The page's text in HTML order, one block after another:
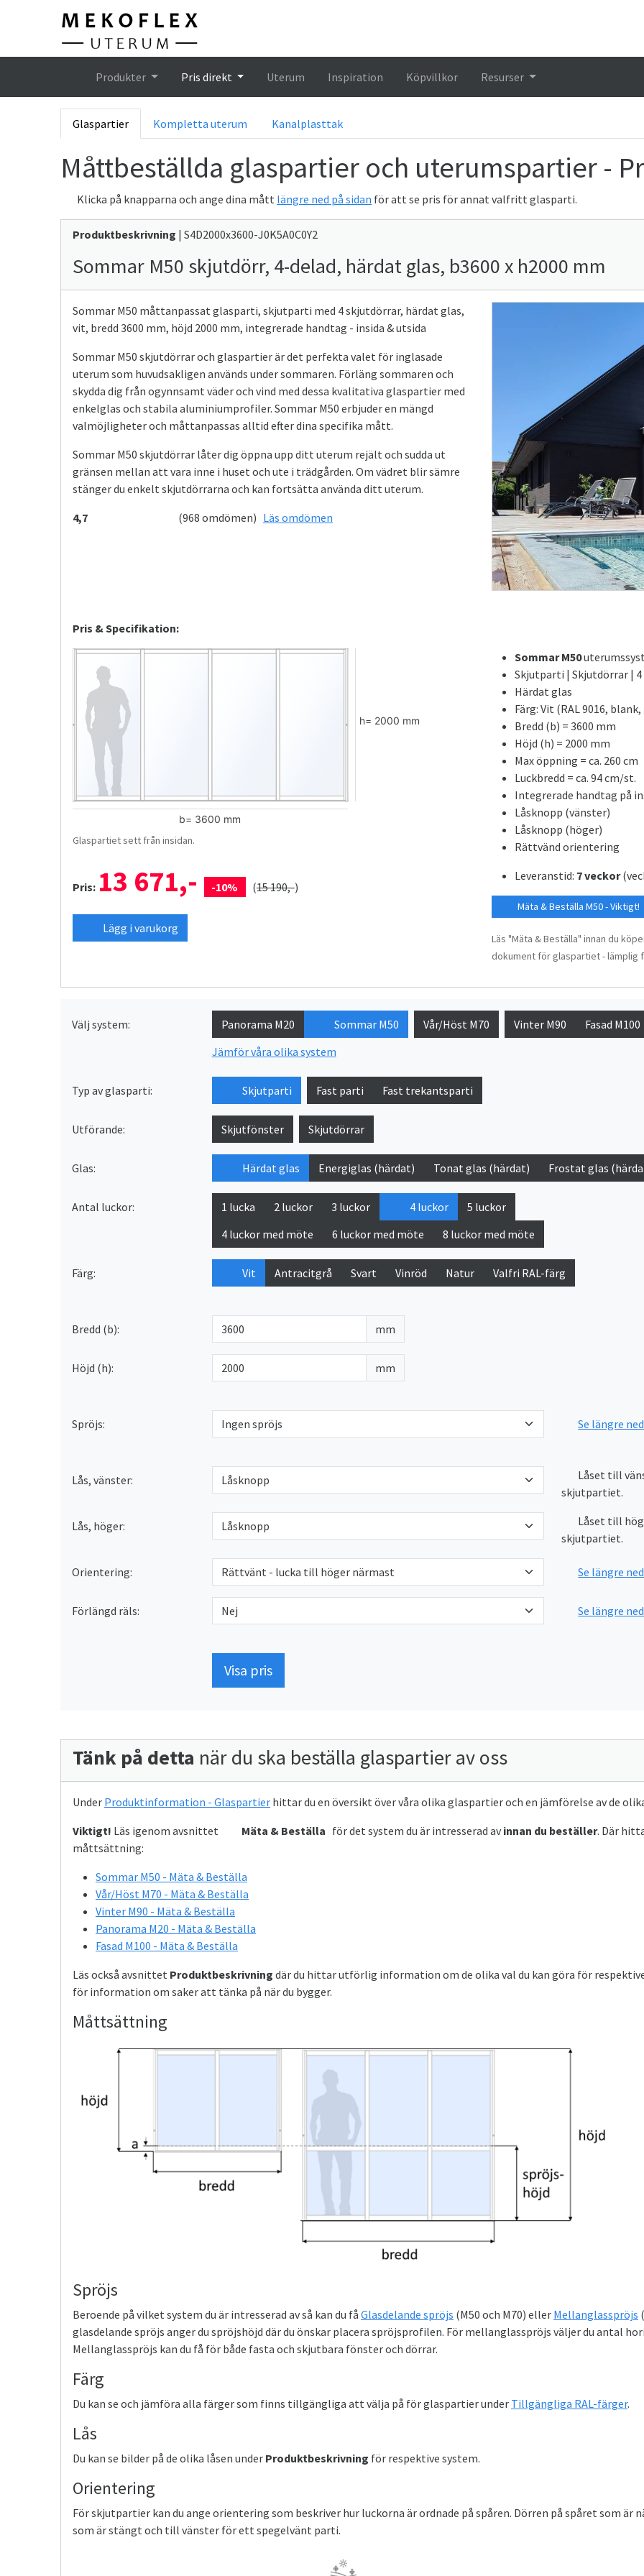
HemProdukter Pris direkt Uterum Inspiration Köpvillkor Resurser
Glaspartier Kompletta uterum Kanalplasttak
Måttbeställda glaspartier och uterumspartier -
Klicka på knapparna och ange dina mått längre ned på sidan för att se pris för annat valfritt glasparti.
Produktbeskrivning | S4D2000x3600-J0K5A0C0Y2
Sommar M50 skjutdörr, 4-delad, härdat glas, b3600 x h2000 mm
Sommar M50 måttanpassat glasparti, skjutparti med 4 skjutdörrar, härdat glas,
vit, bredd 3600 mm, höjd 2000 mm, integrerade handtag - insida & utsida
Sommar M50 skjutdörrar och glaspartier är det perfekta valet för inglasade
uterum som huvudsakligen används under sommaren. Förläng sommaren och
skydda dig från ogynnsamt väder och vind med dessa kvalitativa glaspartier med
enkelglas och stabila aluminiumprofiler. Sommar M50 erbjuder en mängd
valmöjligheter och måttanpassas alltid efter dina specifika mått.
Sommar M50 skjutdörrar låter dig öppna upp ditt uterum rejält och sudda ut
gränsen mellan att vara inne i huset och ute i trädgården. Om vädret blir sämre
stänger du enkelt skjutdörrarna och kan fortsätta använda ditt uterum.
4,7
(968 omdömen) Läs omdömen
Pris & Specifikation:
Glaspartiet sett från insidan.
Pris: 13 671,- -10% (15 190,-)
Lägg i varukorg
Sommar M50
Skjutparti | Skjutdörrar |
Härdat glas
Färg: Vit (RAL 9016,
Bredd (b) = 3600 mm
Höjd (h) = 2000 mm
Max öppning = ca. 260 cm
Luckbredd = ca. 94 cm/st.
Integrerade handtag på
Låsknopp (vänster)
Låsknopp (höger)
Rättvänd orientering
Leveranstid: 7 veckor
Mäta & Beställa M50 - Viktigt!
Läs "Mäta & Beställa" innan du
dokument för glaspartiet - lämplig
Välj system: Panorama M20 Sommar M50 Vår/Höst M70 Vinter M90
Fasad M100
Jämför våra olika system
Typ av glasparti: Skjutparti Fast parti Fast trekantsparti
Utförande: Skjutfönster Skjutdörrar
Glas: Härdat glas Energiglas (härdat) Tonat glas (härdat) Frostat glas
Antal luckor: 1 lucka 2 luckor 3 luckor 4 luckor
5 luckor
4 luckor med möte
6 luckor med möte 8 luckor med möte
Färg: Vit Antracitgrå Svart Vinröd Natur Valfri RAL-färg
Bredd (b): mm
Höjd (h): mm
Spröjs: Se längre ned
Lås, vänster:
Låset till
skjutpartiet.
Lås, höger:
Låset till
skjutpartiet.
Orientering: Se längre ned
Förlängd räls: Se längre ned
Visa pris
Tänk på detta när du ska beställa glaspartier av oss
Under Produktinformation - Glaspartier hittar du en översikt över våra olika glaspartier och en jämförelse av de
Viktigt! Läs igenom avsnittet Mäta & Beställa för det system du är intresserad av innan du beställer. Där
måttsättning:
Sommar M50 - Mäta & Beställa
Vår/Höst M70 - Mäta & Beställa
Vinter M90 - Mäta & Beställa
Panorama M20 - Mäta & Beställa
Fasad M100 - Mäta & Beställa
Läs också avsnittet Produktbeskrivning där du hittar utförlig information om de olika val du kan göra för
för information om saker att tänka på när du bygger.
Måttsättning
Spröjs
Beroende på vilket system du är intresserad av så kan du få Glasdelande spröjs (M50 och M70) eller Mellanglasspröjs
glasdelande spröjs anger du spröjshöjd där du önskar placera spröjsprofilen. För mellanglasspröjs väljer du antal
Mellanglasspröjs kan du få för både fasta och skjutbara fönster och dörrar.
Färg
Du kan se och jämföra alla färger som finns tillgängliga att välja på för glaspartier under Tillgängliga RAL-färger.
Lås
Du kan se bilder på de olika låsen under Produktbeskrivning för respektive system.
Orientering
För skjutpartier kan du ange orientering som beskriver hur luckorna är ordnade på spåren. Dörren på spåret som
som är stängt och till vänster för ett spegelvänt parti.